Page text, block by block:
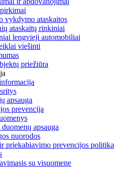
vykdymo ataskaitos
ataskaitų rinkiniai
lengvieji automobiliai
viešinti
priežiūra
apsauga
prevencija
apsauga
nuorodos
priekabiavimo prevencijos politika
su visuomene